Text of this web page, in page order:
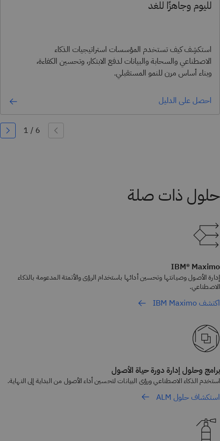
لليوم وجاهزًا للغد
استكشِف كيف تستخدم المؤسسات استراتيجيات الذكاء
الاصطناعي والسحابة والبيانات لدفع الابتكار، وتحسين الكفاءة،
وبناء أساس مرن للنمو المستقبلي.
احصل على الدليل
IBM® Maximo
إدارة الأصول وصيانتها وتحسين أدائها باستخدام الرؤى والأتمتة المدعومة بالذكاء
الاصطناعي.
اكتشف IBM Maximo
برامج وحلول إدارة دورة حياة الأصول
استخدم الذكاء الاصطناعي ورؤى البيانات لتحسين أداء الأصول من البداية إلى النهاية.
استكشاف حلول ALM